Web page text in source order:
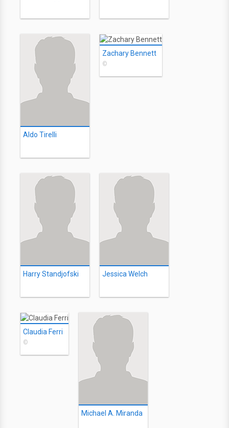
Aldo Tirelli
Zachary Bennett
©
Harry Standjofski Jessica Welch
Claudia Ferri
©
Michael A. Miranda